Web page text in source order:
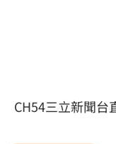
CH54三立新聞台